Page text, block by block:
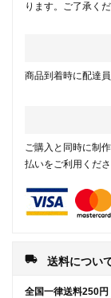
ります。ご了承くだ
商品到着時に配達
ご購入と同時に制
払いをご利用くださ
local_shipping 送料につい
全国一律送料250円